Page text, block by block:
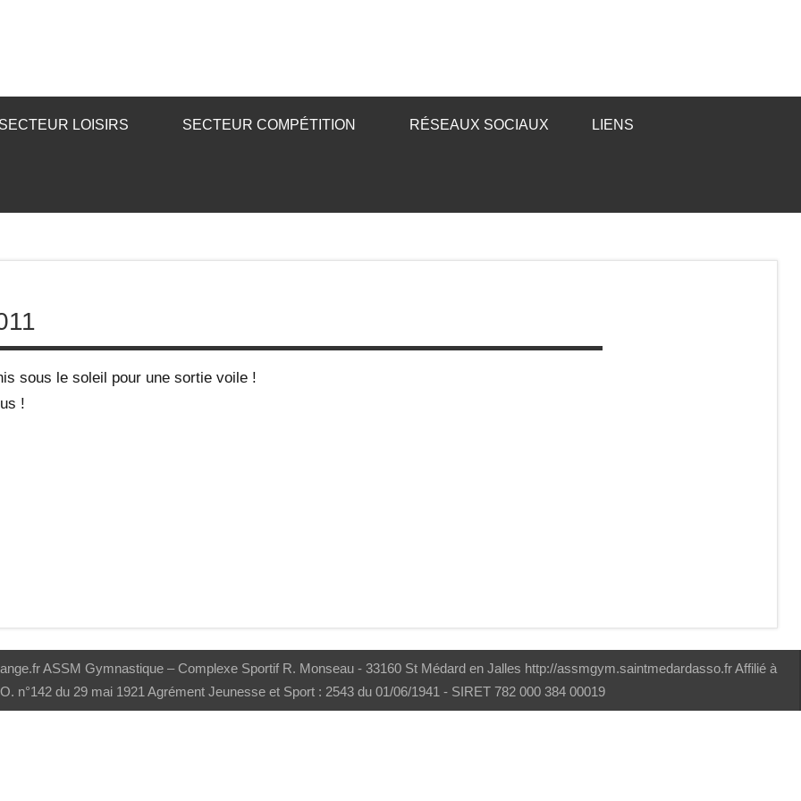
SECTEUR LOISIRS SECTEUR COMPÉTITION RÉSEAUX SOCIAUX LIENS
sous le soleil pour une sortie voile !
!
ASSM Gymnastique – Complexe Sportif R. Monseau - 33160 St Médard en Jalles http://assmgym.saintmedardasso.fr Affilié à
n°142 du 29 mai 1921 Agrément Jeunesse et Sport : 2543 du 01/06/1941 - SIRET 782 000 384 00019